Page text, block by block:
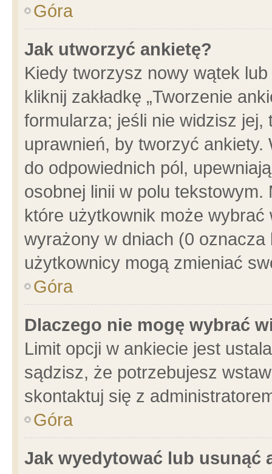
Góra
Jak utworzyć ankietę?
Kiedy tworzysz nowy wątek
kliknij zakładkę „Tworzenie
formularza; jeśli nie widzisz
uprawnień, by tworzyć ankiety.
do odpowiednich pól,
osobnej linii w polu
które użytkownik może
wyrażony w dniach (0
użytkownicy mogą zmieniać
Góra
Dlaczego nie mogę wybrać
Limit opcji w ankiecie jest
sądzisz, że potrzebujesz
skontaktuj się z
Góra
Jak wyedytować lub usunąć